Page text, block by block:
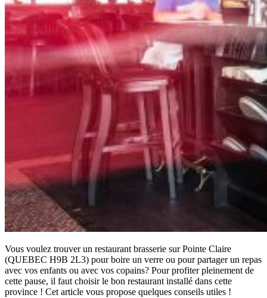
Vous voulez trouver un restaurant brasserie sur Pointe Claire
(QUEBEC H9B 2L3) pour boire un verre ou pour partager un repas
avec vos enfants ou avec vos copains? Pour profiter pleinement de
cette pause, il faut choisir le bon restaurant installé dans cette
province ! Cet article vous propose quelques conseils utiles !